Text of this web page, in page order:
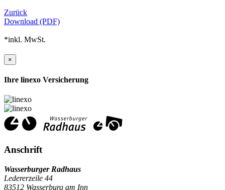
Zurück
Download (PDF)
*inkl. MwSt.
×
Ihre linexo Versicherung
Anschrift
Wasserburger Radhaus
Ledererzeile 44
83512 Wasserburg am Inn